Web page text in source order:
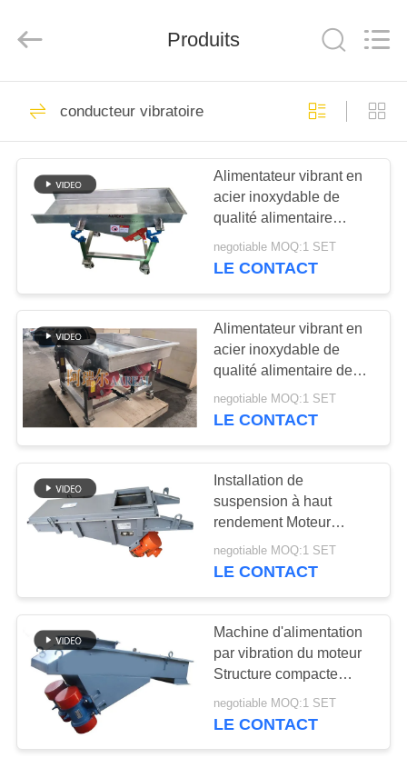
MAISON
PRODUITS
PROPOS
DE
NOUS
VISITE
DE
L'USINE
CONTRÔLE
LA
QUALITÉ
NOUS
CONTACTER
Machine
Co.,Ltd.
Reserved.
Vibro machine à
écran
145
Tamis rotatoire
d'écran
102
Écran à haute
fréquence
Culbuteur Screening
Produits
conducteur vibratoire
Alimentateur vibrant en
acier inoxydable de
qualité alimentaire
portable de petite taille
avec nouvelle
negotiable MOQ:1 SET
LE CONTACT
Alimentateur vibrant en
acier inoxydable de
qualité alimentaire de
petite taille mobile à
fréquence variable avec
congelé
negotiable MOQ:1 SET
LE CONTACT
Installation de
suspension à haut
rendement Moteur
d'alimentation à
vibration
negotiable MOQ:1 SET
LE CONTACT
Machine d'alimentation
par vibration du moteur
Structure compacte
simple Facile à nettoyer
negotiable MOQ:1 SET
LE CONTACT